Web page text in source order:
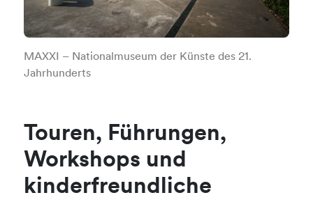
MAXXI – Nationalmuseum der Künste des 21.
Jahrhunderts
Touren, Führungen,
Workshops und
kinderfreundliche